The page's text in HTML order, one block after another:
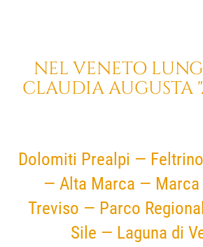
NEL VENETO
CLAUDIA AUGUSTA
Dolomiti Prealpi —
— Alta Marca —
Treviso — Parco
Sile — Laguna di